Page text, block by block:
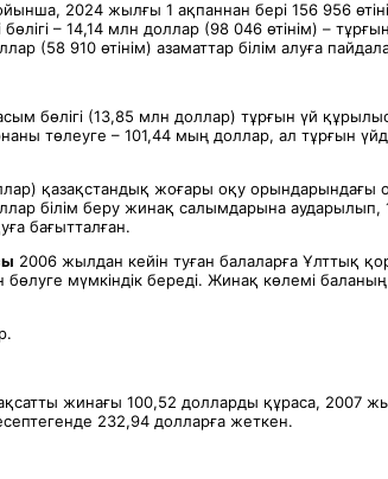
2024 жылғы 1 ақпаннан бері 156 956
– 14,14 млн доллар (98 046 өтінім) –
(58 910 өтінім) азаматтар білім алуға
бөлігі (13,85 млн доллар) тұрғын үй
төлеуге – 101,44 мың доллар, ал тұрғын
қазақстандық жоғары оқу орындарындағы
білім беру жинақ салымдарына аударылып,
бағытталған.
2006 жылдан кейін туған балаларға Ұлттық
бөлуге мүмкіндік береді. Жинақ көлемі
жинағы 100,52 долларды құраса, 2007
232,94 долларға жеткен.